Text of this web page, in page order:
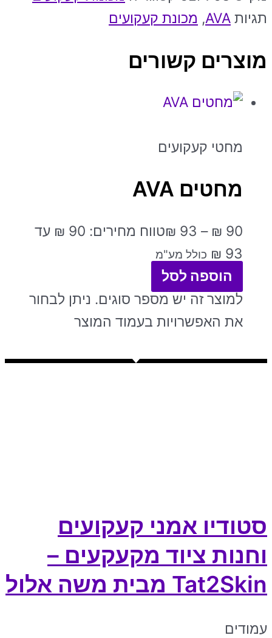
תגיות AVA
, מכונת קעקועים
מוצרים קשורים
מחטי קעקועים
מחטים AVA
₪ 90
–
₪ 93
טווח מחירים: ⁦₪ 90⁩ עד
כולל מע"מ
הוספה לסל
למוצר זה יש מספר סוגים. ניתן לבחור
את האפשרויות בעמוד המוצר
סטודיו אמני קעקועים
וחנות ציוד מקעקעים –
Tat2Skin מבית משה אלול
עמודים